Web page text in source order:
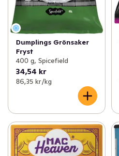
Dumplings Grönsaker
Fryst
400 g, Spicefield
34,54 kr
86,35 kr /kg